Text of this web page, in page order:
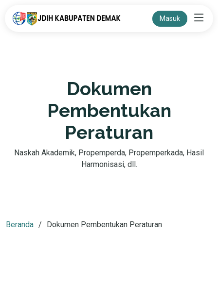
Masuk
Dokumen
Pembentukan
Peraturan
Naskah Akademik, Propemperda, Propemperkada, Hasil
Harmonisasi, dll.
Beranda Dokumen Pembentukan Peraturan